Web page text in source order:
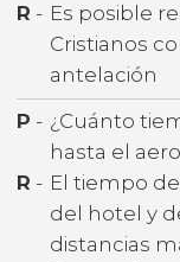
R - Es posible
Cristianos
antelación
P - ¿Cuánto
hasta el
R - El tiempo
del hotel y
distancias